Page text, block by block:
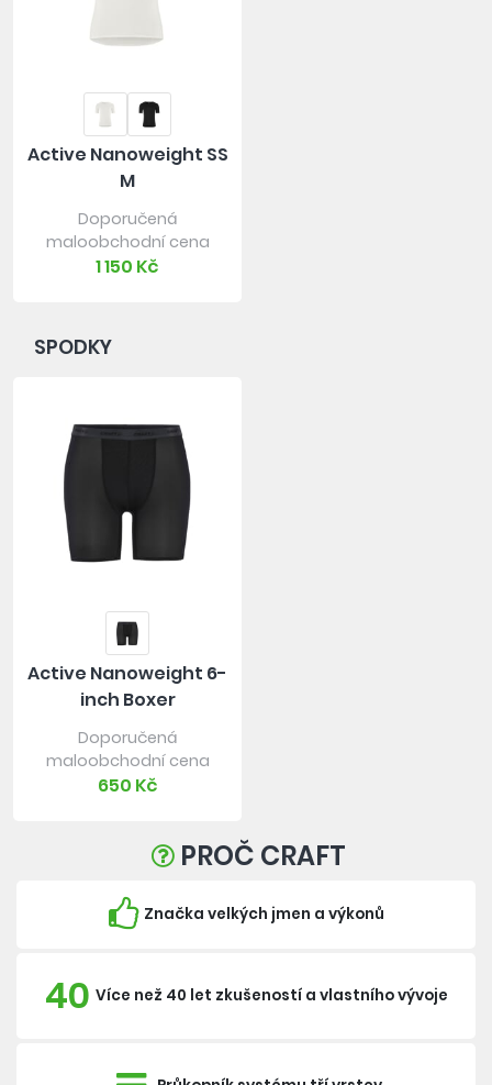
Active Nanoweight SS
M
Doporučená
maloobchodní cena
1 150 Kč
SPODKY
Active Nanoweight 6-
inch Boxer
Doporučená
maloobchodní cena
650 Kč
PROČ CRAFT
Značka velkých jmen a výkonů
40 Více než 40 let zkušeností a vlastního vývoje